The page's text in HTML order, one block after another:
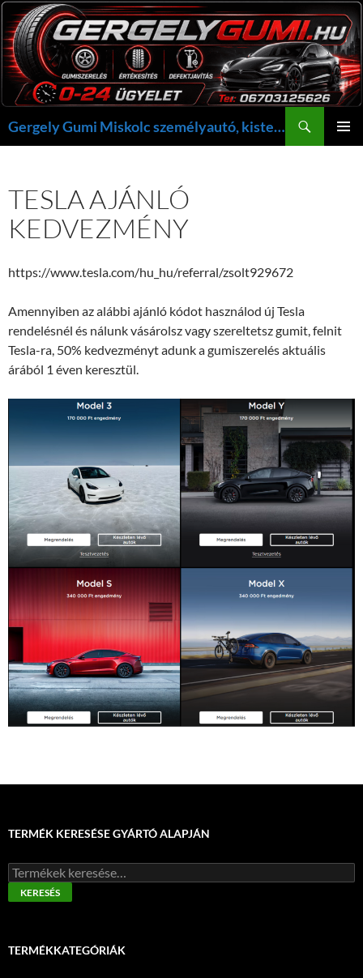
Kilépés
a
tartalomba
Gergely Gumi Miskolc személyautó, kisteherautó gumi szerelés javítás +36703125626 NON-STOP ügyelet, gergelygumi@gergelygumi.hu
TESLA AJÁNLÓ
KEDVEZMÉNY
https://www.tesla.com/hu_hu/referral/zsolt929672
Amennyiben az alábbi ajánló kódot használod új Tesla
rendelésnél és nálunk vásárolsz vagy szereltetsz gumit, felnit
Tesla-ra, 50% kedvezményt adunk a gumiszerelés aktuális
árából 1 éven keresztül.
TERMÉK KERESÉSE GYÁRTÓ ALAPJÁN
Keresés
a
következőre:
KERESÉS
TERMÉKKATEGÓRIÁK